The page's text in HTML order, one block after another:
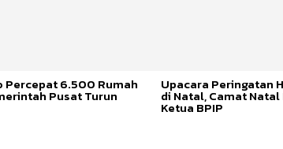
Percepat 6.500 Rumah
Pusat Turun
Upacara Peringatan
di Natal, Camat
Ketua BPIP